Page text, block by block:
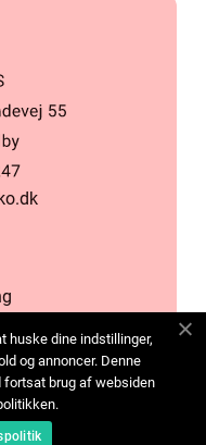
huske dine indstillinger,
og annoncer. Denne
fortsat brug af websiden